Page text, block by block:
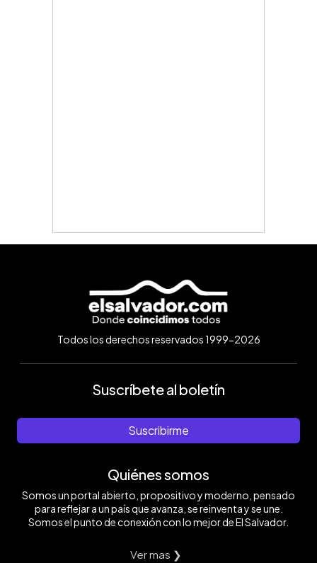
Todos los derechos reservados 1999-2026
Suscríbete al boletín
Suscribirme
Quiénes somos
Somos un portal abierto, propositivo y moderno, pensado
para reflejar a un país que avanza, se reinventa y se une.
Somos el punto de conexión con lo mejor de El Salvador.
Ver mas ❯